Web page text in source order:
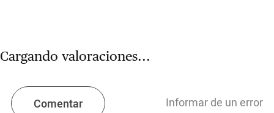
Cargando valoraciones...
Comentar Informar de un error